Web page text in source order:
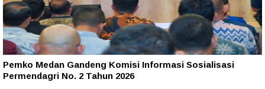
Pemko Medan Gandeng Komisi Informasi Sosialisasi
Permendagri No. 2 Tahun 2026